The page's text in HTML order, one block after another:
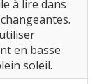
à lire dans
en basse
soleil.